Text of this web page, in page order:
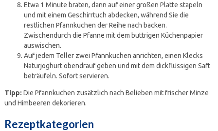
Etwa 1 Minute braten, dann auf einer großen Platte stapeln
und mit einem Geschirrtuch abdecken, während Sie die
restlichen Pfannkuchen der Reihe nach backen.
Zwischendurch die Pfanne mit dem buttrigen Küchenpapier
auswischen.
Auf jedem Teller zwei Pfannkuchen anrichten, einen Klecks
Naturjoghurt obendrauf geben und mit dem dickflüssigen Saft
beträufeln. Sofort servieren.
Tipp: Die Pfannkuchen zusätzlich nach Belieben mit frischer Minze
und Himbeeren dekorieren.
Rezeptkategorien